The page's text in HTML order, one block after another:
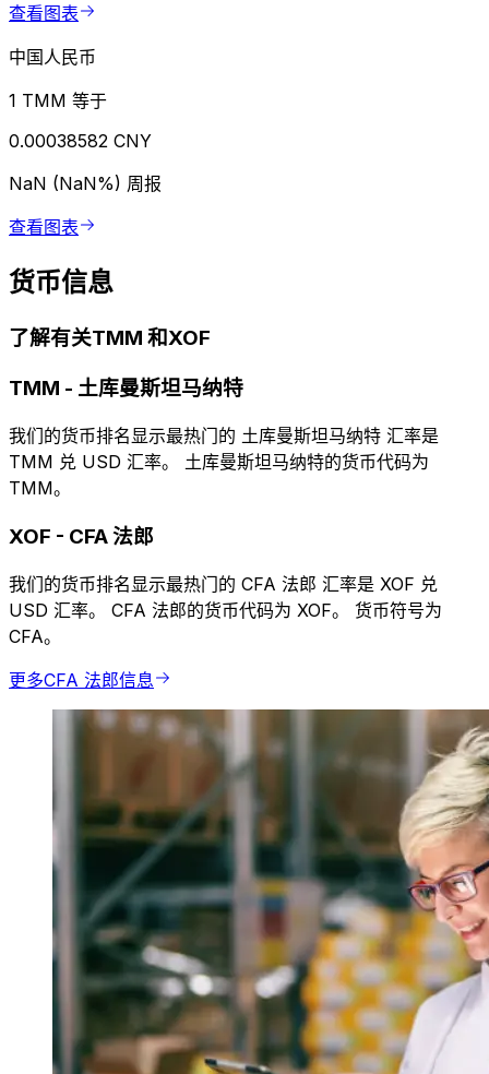
查看图表
中国人民币
1 TMM 等于
0.00038582 CNY
NaN (NaN%) 周报
查看图表
货币信息
了解有关TMM 和XOF
TMM - 土库曼斯坦马纳特
我们的货币排名显示最热门的 土库曼斯坦马纳特 汇率是
TMM 兑 USD 汇率。 土库曼斯坦马纳特的货币代码为
TMM。
XOF - CFA 法郎
我们的货币排名显示最热门的 CFA 法郎 汇率是 XOF 兑
USD 汇率。 CFA 法郎的货币代码为 XOF。 货币符号为
CFA。
更多CFA 法郎信息